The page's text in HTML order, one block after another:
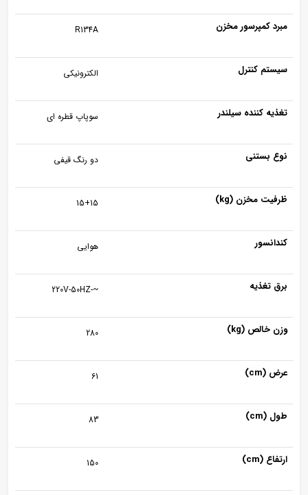
مبرد کمپرسور مخزن R134A
سیستم کنترل الکترونیکی
تغذیه کننده سیلندر سوپاپ قطره ای
نوع بستنی دو رنگ قیفی
ظرفیت مخزن (kg) 15+15
کندانسور هوایی
برق تغذیه ~-220V-50HZ
وزن خالص (kg) 280
عرض (cm) 61
طول (cm) 83
ارتفاع (cm) 150